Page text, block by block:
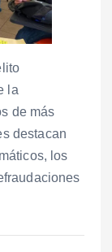
la
de más
destacan
los